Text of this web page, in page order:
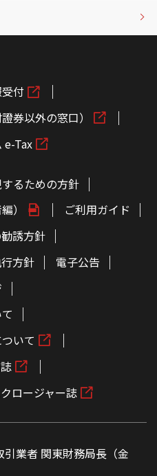
付
券以外の窓口）
e-Tax
るための方針
）
ご利用ガイド
誘方針
方針
電子公告
いて
ロージャー誌
業者 関東財務局長（金